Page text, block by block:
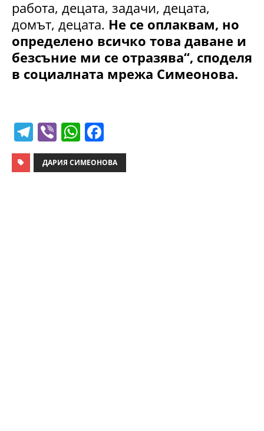
работа, децата, задачи, децата,
домът, децата. Не се оплаквам, но
определено всичко това даване и
безсъние ми се отразява“, споделя
в социалната мрежа Симеонова.
T
el
e
Vi
b
er
W
h
at
a
c
ДАРИЯ СИМЕОНОВА